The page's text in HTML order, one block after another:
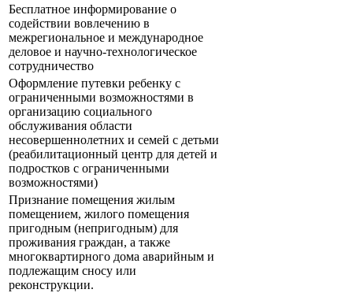
Бесплатное информирование о
содействии вовлечению в
межрегиональное и международное
деловое и научно-технологическое
сотрудничество
Оформление путевки ребенку с
ограниченными возможностями в
организацию социального
обслуживания области
несовершеннолетних и семей с детьми
(реабилитационный центр для детей и
подростков с ограниченными
возможностями)
Признание помещения жилым
помещением, жилого помещения
пригодным (непригодным) для
проживания граждан, а также
многоквартирного дома аварийным и
подлежащим сносу или
реконструкции.